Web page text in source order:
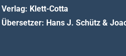
Verlag: Klett-Cotta
Übersetzer: Hans J. Schütz &